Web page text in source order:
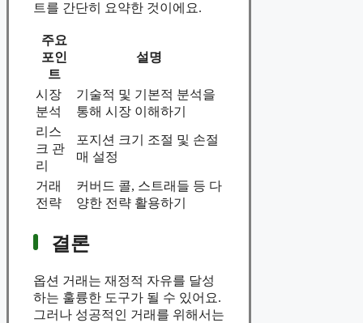
트를 간단히 요약한 것이에요.
주요
포인
트
설명
시장
분석
기술적 및 기본적 분석을
통해 시장 이해하기
리스
크 관
리
포지션 크기 조절 및 손절
매 설정
거래
전략
커버드 콜, 스트래들 등 다
양한 전략 활용하기
결론
옵션 거래는 재정적 자유를 달성
하는 훌륭한 도구가 될 수 있어요.
그러나 성공적인 거래를 위해서는